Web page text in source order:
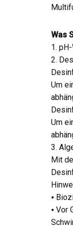
Was
1.
2.
Um
Um
3.
Mit
⦁
⦁ Vor